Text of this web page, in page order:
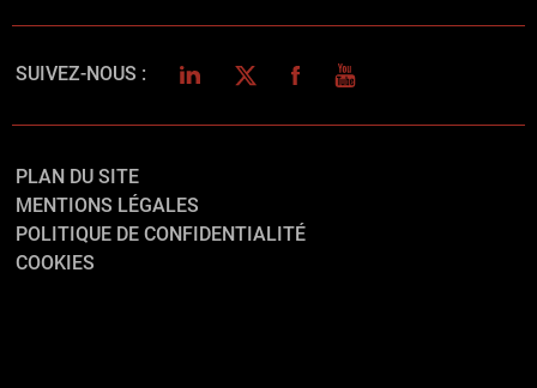
SUIVEZ-NOUS : LINKEDINTWITTERFACEBOOK
YOUTUBE
PLAN DU SITE
MENTIONS LÉGALES
POLITIQUE DE CONFIDENTIALITÉ
COOKIES